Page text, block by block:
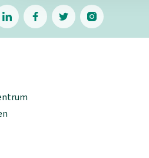
linkedin (Let op uitgaande link)
facebook(Let op uitgaande
twitter(Let op
instagram